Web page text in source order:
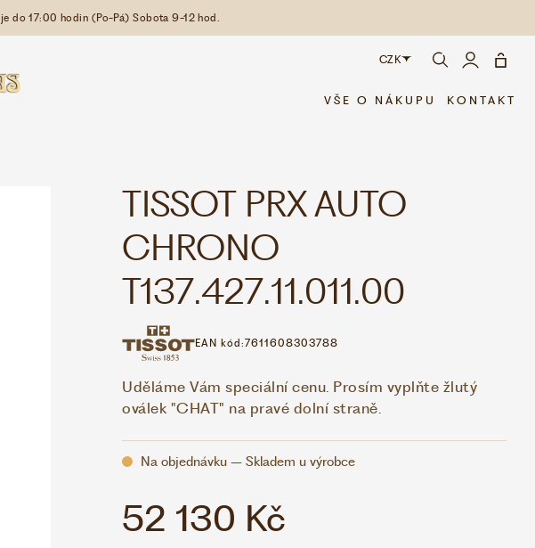
do 17:00 hodin (Po-Pá) Sobota 9-12 hod.
CZK
CZK
VŠE O NÁKUPU KONTAKT
TISSOT PRX AUTO
CHRONO
T137.427.11.011.00
EAN kód:7611608303788
Uděláme Vám speciální cenu. Prosím vyplňte žlutý
oválek "CHAT" na pravé dolní straně.
Na objednávku – Skladem u výrobce
52 130 Kč